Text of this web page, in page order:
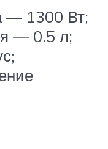
— 1300 Вт;
— 0.5 л;